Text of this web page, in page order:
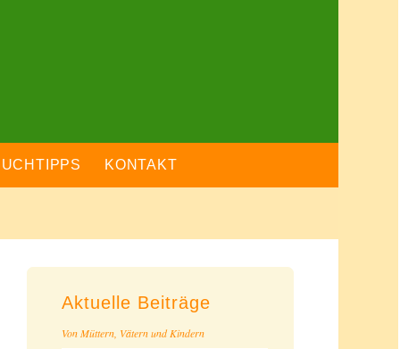
KONTAKT
Aktuelle Beiträge
Von Müttern, Vätern und Kindern